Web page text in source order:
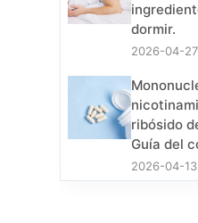
dormir.
2026-04-27
ribósido
Guía del
2026-04-13